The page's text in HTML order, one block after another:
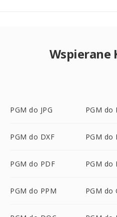
Wspierane
PGM do JPG PGM do
PGM do DXF PGM do
PGM do PDF PGM do
PGM do PPM PGM do